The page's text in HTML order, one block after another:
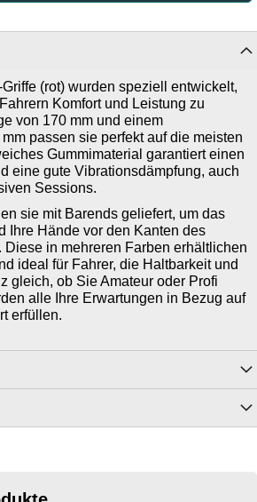
(rot) wurden speziell entwickelt,
Komfort und Leistung zu
von 170 mm und einem
passen sie perfekt auf die meisten
Gummimaterial garantiert einen
eine gute Vibrationsdämpfung, auch
Sessions.
sie mit Barends geliefert, um das
Ihre Hände vor den Kanten des
Diese in mehreren Farben erhältlichen
ideal für Fahrer, die Haltbarkeit und
gleich, ob Sie Amateur oder Profi
alle Ihre Erwartungen in Bezug auf
erfüllen.